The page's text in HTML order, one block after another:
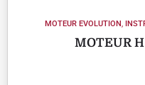
MOTEUR EVOLUTION,
MOTEUR